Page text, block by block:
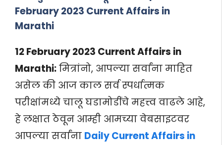
February 2023 Current Affairs in
Marathi
12February 2023 Current Affairs in
Marathi:मित्रांनो, आपल्या सर्वांना माहित
असेल की आज काल सर्व स्पर्धात्मक
परीक्षांमध्ये चालू घडामोडींचे महत्त्व वाढले आहे,
हे लक्षात ठेवून आम्ही आमच्या वेबसाइटवर
आपल्या सर्वांना Daily Current Affairs in